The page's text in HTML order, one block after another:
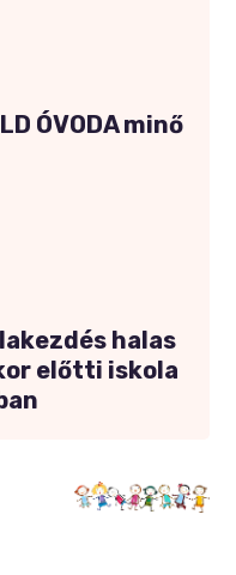
ÓVODA minő
halas
előtti iskola